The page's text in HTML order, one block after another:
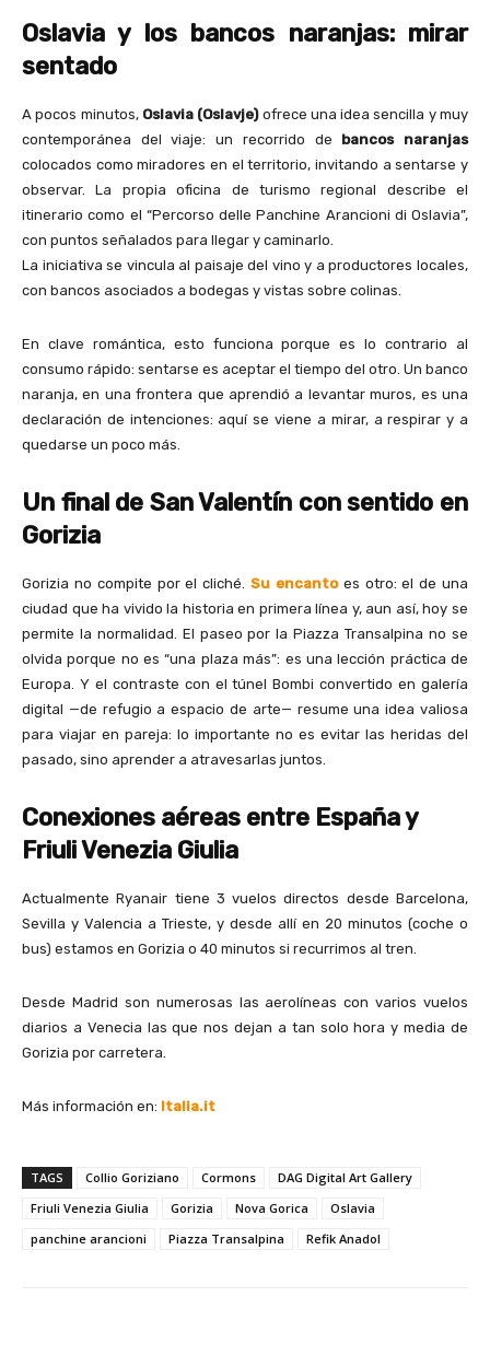
Oslavia y los bancos naranjas: mirar
sentado
A pocos minutos, Oslavia (Oslavje)ofrece una idea sencilla y muy
contemporánea del viaje: un recorrido de bancos naranjas
colocados como miradores en el territorio, invitando a sentarse y
observar. La propia oficina de turismo regional describe el
itinerario como el “Percorso delle Panchine Arancioni di Oslavia”,
con puntos señalados para llegar y caminarlo.
La iniciativa se vincula al paisaje del vino y a productores locales,
con bancos asociados a bodegas y vistas sobre colinas.
En clave romántica, esto funciona porque es lo contrario al
consumo rápido: sentarse es aceptar el tiempo del otro. Un banco
naranja, en una frontera que aprendió a levantar muros, es una
declaración de intenciones: aquí se viene a mirar, a respirar y a
quedarse un poco más.
Un final de San Valentín con sentido en
Gorizia
Gorizia no compite por el cliché. Su encantoes otro: el de una
ciudad que ha vivido la historia en primera línea y, aun así, hoy se
permite la normalidad. El paseo por la Piazza Transalpina no se
olvida porque no es “una plaza más”: es una lección práctica de
Europa. Y el contraste con el túnel Bombi convertido en galería
digital —de refugio a espacio de arte— resume una idea valiosa
para viajar en pareja: lo importante no es evitar las heridas del
pasado, sino aprender a atravesarlas juntos.
Conexiones aéreas entre España y
Friuli Venezia Giulia
Actualmente Ryanair tiene 3 vuelos directos desde Barcelona,
Sevilla y Valencia a Trieste, y desde allí en 20 minutos (coche o
bus) estamos en Gorizia o 40 minutos si recurrimos al tren.
Desde Madrid son numerosas las aerolíneas con varios vuelos
diarios a Venecia las que nos dejan a tan solo hora y media de
Gorizia por carretera.
Más información en: Italia.it
TAGS Collio Goriziano Cormons
DAG Digital Art Gallery
Friuli Venezia Giulia
Gorizia Nova Gorica
Oslavia
panchine arancioni
Piazza Transalpina Refik Anadol